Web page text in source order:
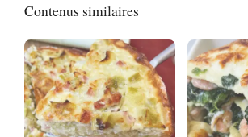
Contenus similaires